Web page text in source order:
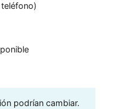
podrían cambiar.